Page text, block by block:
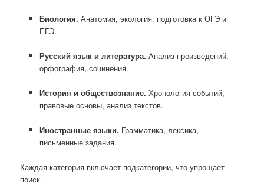
Биология. Анатомия, экология, подготовка к ОГЭ и
ЕГЭ.
Русский язык и литература. Анализ произведений,
орфография, сочинения.
История и обществознание. Хронология событий,
правовые основы, анализ текстов.
Иностранные языки. Грамматика, лексика,
письменные задания.
Каждая категория включает подкатегории, что упрощает
поиск.